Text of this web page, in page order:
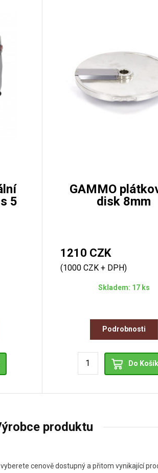
5
GAMMO
disk 8mm
1210 CZK
(1000 CZK + DPH)
Skladem: 17 ks
Podrobnosti
Do
produktu
cenově dostupný a přitom vynikající